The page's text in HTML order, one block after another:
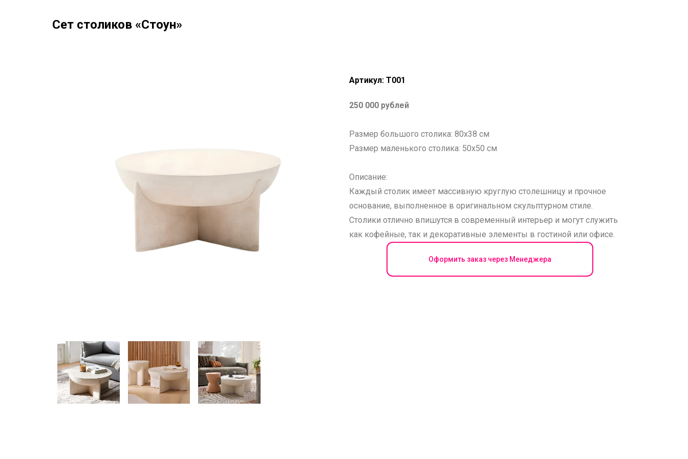
Сет столиков «Стоун»
Артикул: T001
250 000 рублей
Размер большого столика: 80х38 см
Размер маленького столика: 50х50 см
Описание:
Каждый столик имеет массивную круглую столешницу и прочное
основание, выполненное в оригинальном скульптурном стиле.
Столики отлично впишутся в современный интерьер и могут служить
как кофейные, так и декоративные элементы в гостиной или офисе.
Оформить заказ через Менеджера